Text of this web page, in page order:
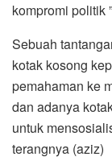
kompromi politik
Sebuah
kotak kosong
pemahaman ke
dan adanya
untuk
terangnya (aziz)